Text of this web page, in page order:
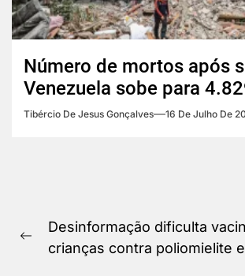
Número de mortos após
Venezuela sobe para
Tibércio De Jesus Gonçalves 16 De Julho De
de
Post
Previous
Desinformação dificulta
crianças contra poliomielite